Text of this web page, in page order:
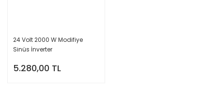
24 Volt 2000 W Modifiye
Sinüs İnverter
5.280,00 TL